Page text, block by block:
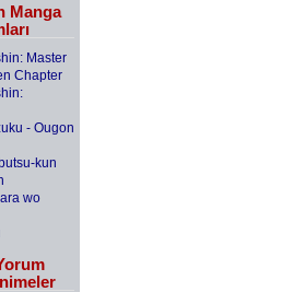
Manga
Master
Chapter
- Ougon
kun
wo